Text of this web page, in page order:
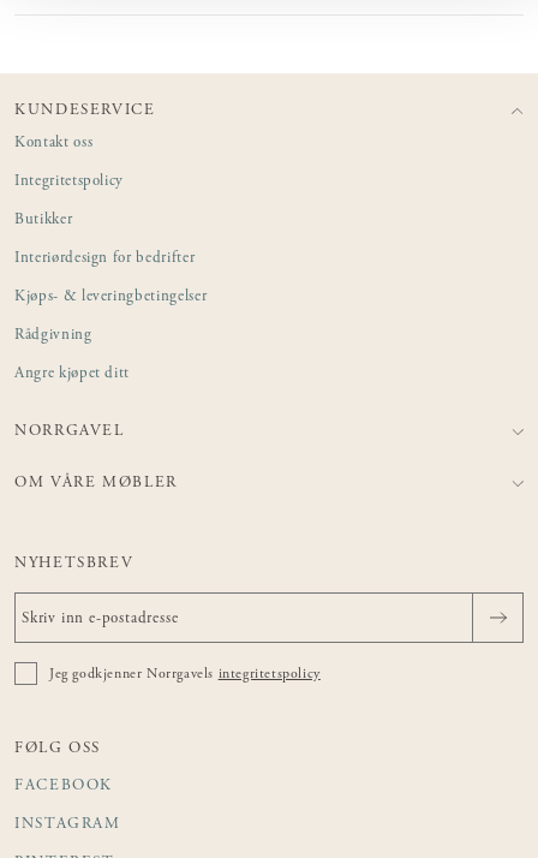
KUNDESERVICE
Kontakt oss
Integritetspolicy
Butikker
Interiørdesign for bedrifter
Kjøps- & leveringbetingelser
Rådgivning
Angre kjøpet ditt
NORRGAVEL
OM VÅRE MØBLER
NYHETSBREV
Jeg godkjenner Norrgavels integritetspolicy
FØLG OSS
FACEBOOK
INSTAGRAM